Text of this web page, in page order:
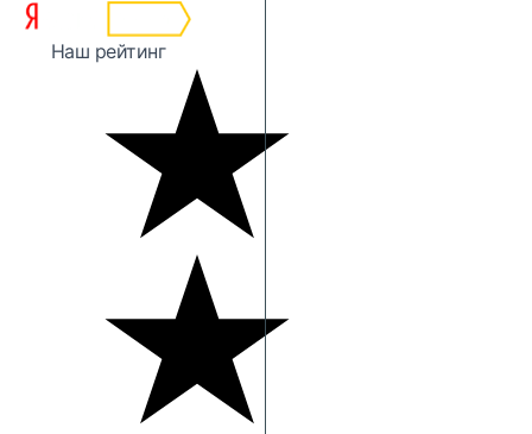
Наш рейтинг